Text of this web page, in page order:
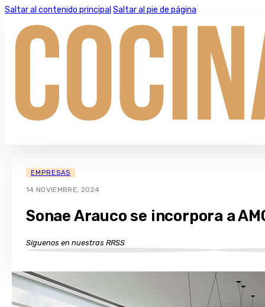
Saltar al contenido principal Saltar al pie de página
EMPRESAS
14 NOVIEMBRE, 2024
Sonae Arauco se incorpora a
Síguenos en nuestras RRSS